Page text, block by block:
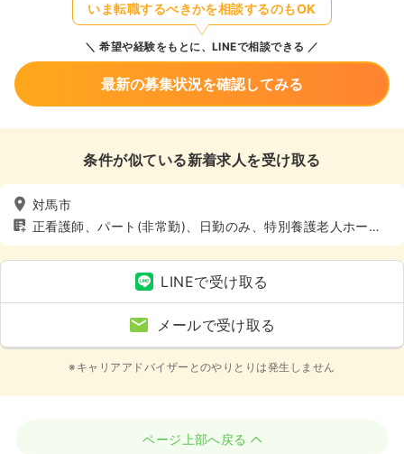
いま転職するべきかを相談するのもOK
希望や経験をもとに、LINEで相談できる
最新の募集状況を確認してみる
条件が似ている新着求人を受け取る
対馬市
正看護師、パート(非常勤)、日勤のみ、特別養護老人ホー
ム、介護・福祉系
LINEで受け取る
メールで受け取る
※キャリアアドバイザーとのやりとりは発生しません
ページ上部へ戻る